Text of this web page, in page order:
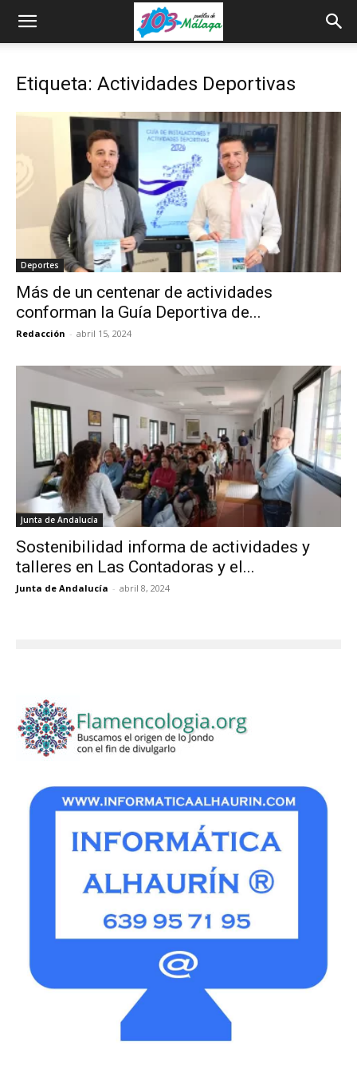
Etiqueta: Actividades Deportivas
Deportes
Más de un centenar de actividades
conforman la Guía Deportiva de...
Redacción - abril 15, 2024
Junta de Andalucía
Sostenibilidad informa de actividades y
talleres en Las Contadoras y el...
Junta de Andalucía - abril 8, 2024